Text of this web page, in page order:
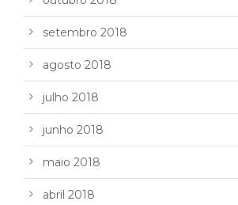
setembro 2018
agosto 2018
julho 2018
junho 2018
maio 2018
abril 2018